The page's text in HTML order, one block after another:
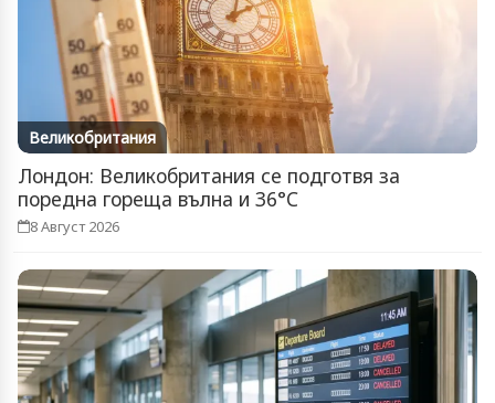
Великобритания
Лондон: Великобритания се подготвя за
поредна гореща вълна и 36°C
8 Август 2026